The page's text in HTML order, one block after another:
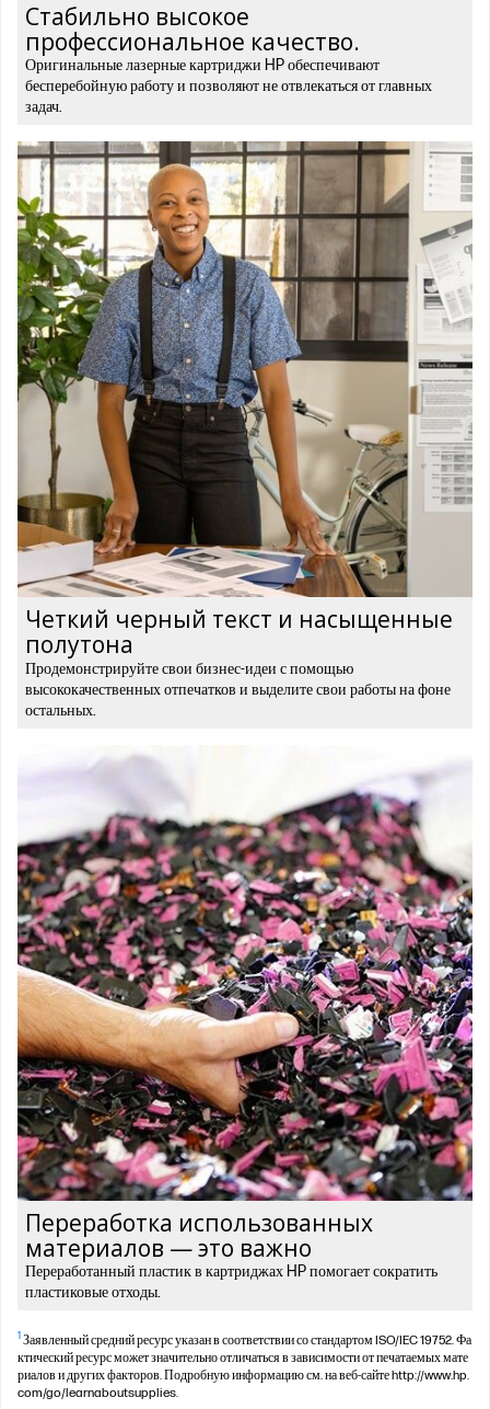
Стабильно высокое
профессиональное качество.
Оригинальные лазерные картриджи HP обеспечивают
бесперебойную работу и позволяют не отвлекаться от главных
задач.
Четкий черный текст и насыщенные
полутона
Продемонстрируйте свои бизнес-идеи с помощью
высококачественных отпечатков и выделите свои работы на фоне
остальных.
Переработка использованных
материалов — это важно
Переработанный пластик в картриджах HP помогает сократить
пластиковые отходы.
1Заявленный средний ресурс указан в соответствии со стандартом ISO/IEC 19752. Фа
ктический ресурс может значительно отличаться в зависимости от печатаемых мате
риалов и других факторов. Подробную информацию см. на веб-сайте http://www.hp.
com/go/learnaboutsupplies.